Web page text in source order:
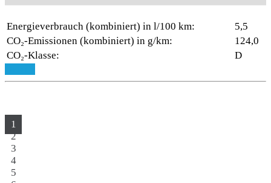
Energieverbrauch (kombiniert) in l/100 km:
5,5
CO₂-Emissionen (kombiniert) in g/km:
124,0
CO₂-Klasse:
D
1
2
3
4
5